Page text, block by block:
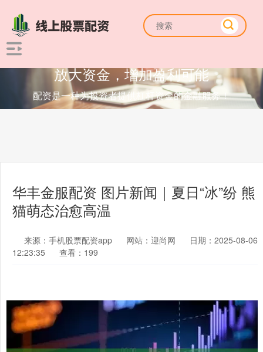
放大资金，增加盈利可能
配资是一种为投资者提供杠杆资金的金融服务！
华丰金服配资 图片新闻｜夏日“冰”纷 熊
猫萌态治愈高温
来源：手机股票配资app 网站：迎尚网
日期：2025-08-06
12:23:35
查看：199